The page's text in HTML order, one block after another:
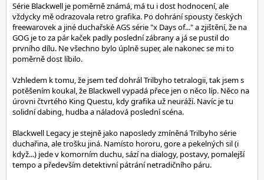
Série Blackwell je poměrně známá, má tu i dost hodnocení, ale
vždycky mě odrazovala retro grafika. Po dohrání spousty českých
freewarovek a jiné duchařské AGS série "x Days of..." a zjištění, že na
GOG je to za pár kaček padly poslední zábrany a já se pustil do
prvního dílu. Ne všechno bylo úplně super, ale nakonec se mi to
poměrně dost líbilo.
Vzhledem k tomu, že jsem teď dohrál Trilbyho tetralogii, tak jsem s
potěšením koukal, že Blackwell vypadá přece jen o něco líp. Něco na
úrovni čtvrtého King Questu, kdy grafika už neuráží. Navíc je tu
solidní dabing, hudba a náladová poslední scéna.
Blackwell Legacy je stejně jako naposledy zmíněná Trilbyho série
duchařina, ale trošku jiná. Namísto hororu, gore a pekelných sil (i
když...) jede v komorním duchu, sází na dialogy, postavy, pomalejší
tempo a především detektivní pátrání netradičního páru.